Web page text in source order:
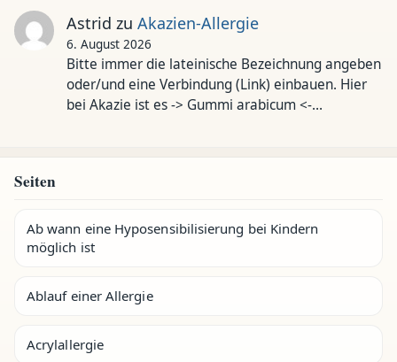
Astrid zu Akazien-Allergie
6. August 2026
Bitte immer die lateinische Bezeichnung angeben
oder/und eine Verbindung (Link) einbauen. Hier
bei Akazie ist es -> Gummi arabicum <-…
Seiten
Ab wann eine Hyposensibilisierung bei Kindern
möglich ist
Ablauf einer Allergie
Acrylallergie